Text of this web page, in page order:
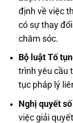
định về việc
có sự thay
chăm sóc.
Bộ luật Tố
trình yêu cầu
tục pháp lý
Nghị quyết
việc giải